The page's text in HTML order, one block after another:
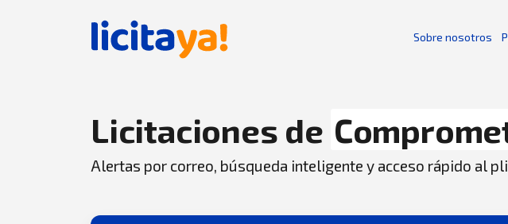
Sobre nosotros
Licitaciones de
Alertas por correo, búsqueda inteligente y acceso rápido al